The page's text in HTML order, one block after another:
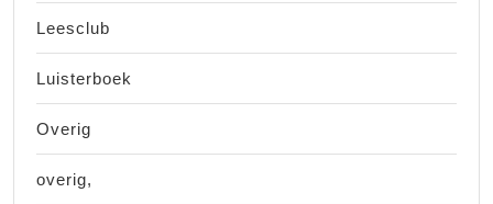
Leesclub
Luisterboek
Overig
overig,